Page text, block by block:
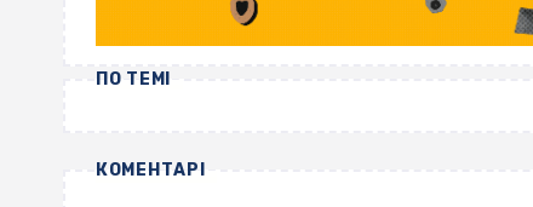
ПО ТЕМІ
КОМЕНТАРІ